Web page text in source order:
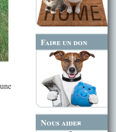
Faire un don
Nous aider